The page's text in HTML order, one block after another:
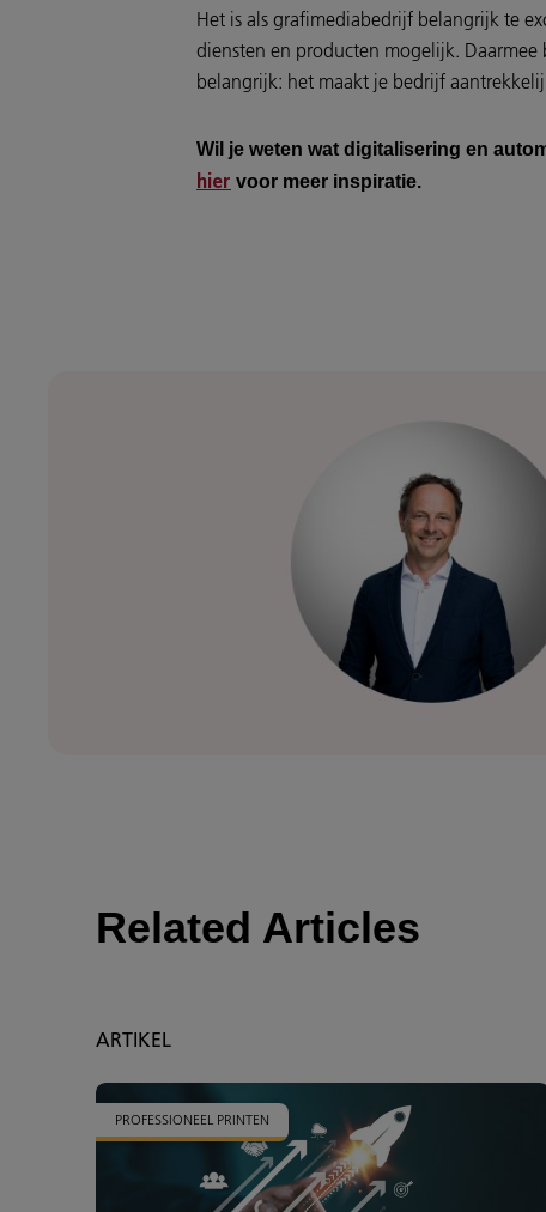
Het is als grafimediabedrijf belangrijk te
diensten en producten mogelijk. Daarmee
belangrijk: het maakt je bedrijf
Wil je weten wat digitalisering en
hier voor meer inspiratie.
Related Articles
ARTIKEL
PROFESSIONEEL PRINTEN